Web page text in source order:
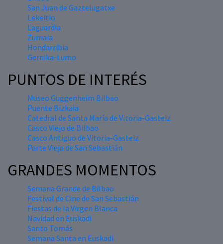
San Juan de Gaztelugatxe
Lekeitio
Laguardia
Zumaia
Hondarribia
Gernika-Lumo
PUNTOS DE INTERÉS
Museo Guggenheim Bilbao
Puente Bizkaia
Catedral de Santa María de Vitoria-Gasteiz
Casco Viejo de Bilbao
Casco Antiguo de Vitoria-Gasteiz
Parte Vieja de San Sebastián
GRANDES MOMENTOS
Semana Grande de Bilbao
Festival de Cine de San Sebastián
Fiestas de la Virgen Blanca
Navidad en Euskadi
Santo Tomás
Semana Santa en Euskadi